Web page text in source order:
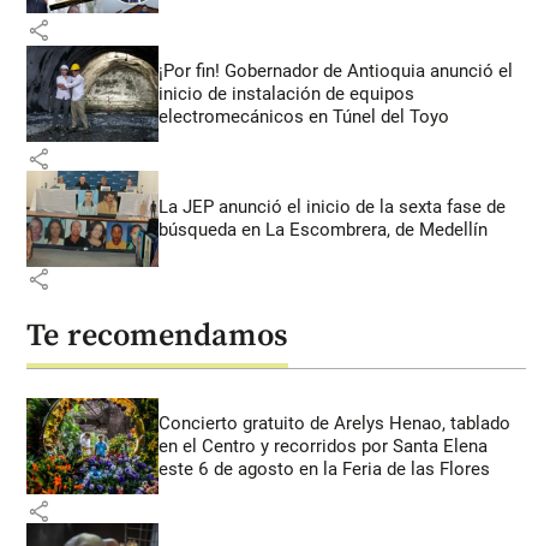
share
¡Por fin! Gobernador de Antioquia anunció el
inicio de instalación de equipos
electromecánicos en Túnel del Toyo
share
La JEP anunció el inicio de la sexta fase de
búsqueda en La Escombrera, de Medellín
share
Te recomendamos
Concierto gratuito de Arelys Henao, tablado
en el Centro y recorridos por Santa Elena
este 6 de agosto en la Feria de las Flores
share